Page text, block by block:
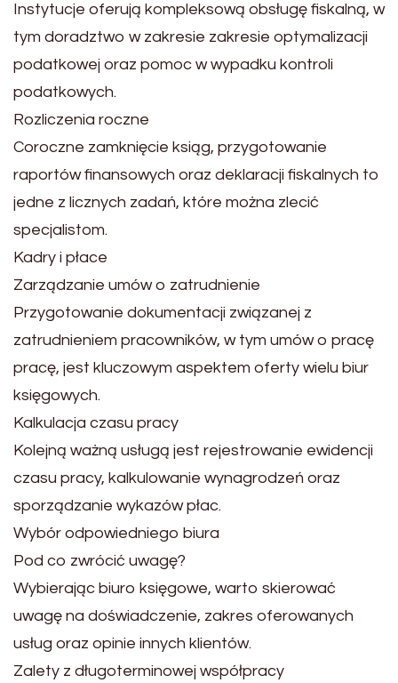
Instytucje oferują kompleksową obsługę fiskalną, w
tym doradztwo w zakresie zakresie optymalizacji
podatkowej oraz pomoc w wypadku kontroli
podatkowych.
Rozliczenia roczne
Coroczne zamknięcie ksiąg, przygotowanie
raportów finansowych oraz deklaracji fiskalnych to
jedne z licznych zadań, które można zlecić
specjalistom.
Kadry i płace
Zarządzanie umów o zatrudnienie
Przygotowanie dokumentacji związanej z
zatrudnieniem pracowników, w tym umów o pracę
pracę, jest kluczowym aspektem oferty wielu biur
księgowych.
Kalkulacja czasu pracy
Kolejną ważną usługą jest rejestrowanie ewidencji
czasu pracy, kalkulowanie wynagrodzeń oraz
sporządzanie wykazów płac.
Wybór odpowiedniego biura
Pod co zwrócić uwagę?
Wybierając biuro księgowe, warto skierować
uwagę na doświadczenie, zakres oferowanych
usług oraz opinie innych klientów.
Zalety z długoterminowej współpracy